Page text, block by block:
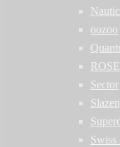
oozoo
Sector